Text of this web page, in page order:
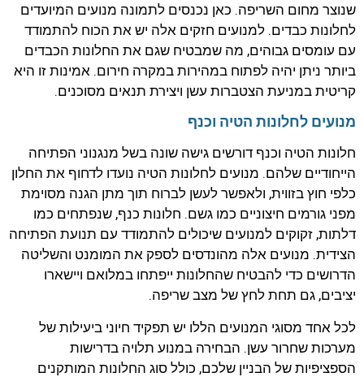
שנוצר מחום השריפה. כאן נכנסים לתמונה מנועים המיועדים
לחלונות כבדים. למנועים חזקים אלה יש את הכוח להתמודד
עם עומסים גבוהים, מה שמבטיח שגם את החלונות הכבדים
ביותר ניתן יהיה לפתוח במהירות במקרה חירום. אמינות זו היא
קריטית במניעת הצטברות עשן ויצירת תנאים מסוכנים.
מנועים לחלונות הטיה וכנף
חלונות הטיה וכנף דורשים גישה שונה בשל מנגנוני הפתיחה
הייחודיים שלהם. מנועים לחלונות הטיה נועדו לדחוף את החלון
כלפי חוץ בזווית, ולאפשר לעשן לברוח תוך מתן הגנה מסוימת
מפני גורמים חיצוניים כמו גשם. חלונות כנף, שנפתחים כמו
דלתות, זקוקים למנועים שיכולים להתמודד עם תנועת הפתיחה
הצידית. מנועים אלה מהונדסים לספק את המומנט והשליטה
הדרושים כדי להבטיח שהחלונות ייפתחו במלואם ויישארו
יציבים, גם תחת לחץ של מצב שריפה.
לכל אחד מסוגי המנועים הללו יש תפקיד חיוני ביעילות של
מערכות שחרור עשן. הבחירה במנוע תלויה בדרישות
הספציפיות של הבניין שלכם, כולל סוג החלונות המותקנים